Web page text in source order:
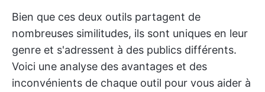
Bien que ces deux outils partagent de
nombreuses similitudes, ils sont uniques en leur
genre et s'adressent à des publics différents.
Voici une analyse des avantages et des
inconvénients de chaque outil pour vous aider à